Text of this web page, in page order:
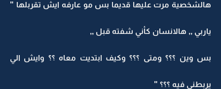
هالشخصية مرت عليها قديما بس مو عارفه ايش تقربلها "
ياربي ,, هالانسان كأني شفته قبل ,,
بس وين ؟؟؟ ومتى ؟؟؟ وكيف ابتديت معاه ؟؟ وايش الي
يربطني فيه ؟؟؟ "